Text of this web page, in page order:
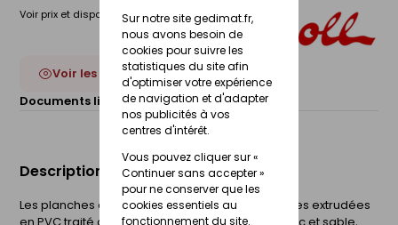
Sur notre site gedimat.fr,
nous avons besoin de
cookies pour suivre les
statistiques du site afin
d'optimiser votre expérience
de navigation et d'adapter
nos publicités à vos
centres d'intérêt.
Vous pouvez cliquer sur «
Continuer sans accepter »
pour ne conserver que les
cookies essentiels au
fonctionnement du site.
Voir prix et disponibilité en magasin
Voir les 18 déclinaisons
Documents liés :
Fiche technique
Description du produit
Les planches de rive sont des planches cellulaires extrudées